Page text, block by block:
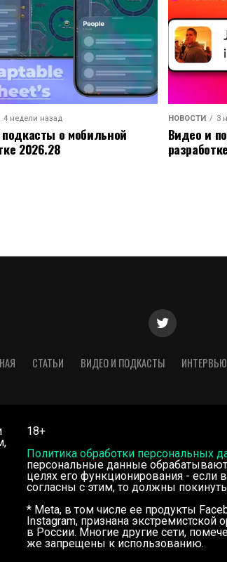
4 недели назад
о мобильной
2026.28
НОВОСТИ 3
Видео и
СТАТЬИ ВИДЕО И ПОДКАСТЫ ИНТЕРВЬЮ
18+
Политика обработки персональных
персональные данные
целях его функционирования - если
согласны с этим, то должны покинуть
* Meta, в том числе ее продукты
Instagram, признана экстремистской
в России. Многие другие сети,
же запрещены к использованию.